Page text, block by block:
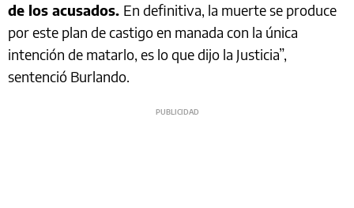
de los acusados. En definitiva, la muerte se produce
por este plan de castigo en manada con la única
intención de matarlo, es lo que dijo la Justicia”,
sentenció Burlando.